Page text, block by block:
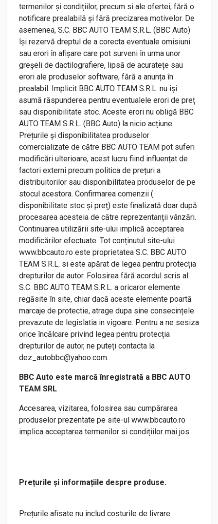
termenilor și condițiilor, precum si ale ofertei, fără o
notificare prealabilă și fără precizarea motivelor. De
asemenea, S.C. BBC AUTO TEAM S.R.L. (BBC Auto)
își rezervă dreptul de a corecta eventuale omisiuni
sau erori în afișare care pot surveni în urma unor
greșeli de dactilografiere, lipsă de acuratețe sau
erori ale produselor software, fără a anunța în
prealabil. Implicit BBC AUTO TEAM S.R.L. nu își
asumă răspunderea pentru eventualele erori de preț
sau disponibilitate stoc. Aceste erori nu obligă BBC
AUTO TEAM S.R.L. (BBC Auto) la nicio acțiune.
Prețurile și disponibilitatea produselor
comercializate de către BBC AUTO TEAM pot suferi
modificări ulterioare, acest lucru fiind influențat de
factori externi precum politica de prețuri a
distribuitorilor sau disponibilitatea produselor de pe
stocul acestora. Confirmarea comenzii (
disponibilitate stoc și preț) este finalizată doar după
procesarea acesteia de către reprezentanții vânzări.
Continuarea utilizării site-ului implică acceptarea
modificărilor efectuate. Tot conținutul site-ului
www.bbcauto.ro este proprietatea S.C. BBC AUTO
TEAM S.R.L. si este apărat de legea pentru protecția
drepturilor de autor. Folosirea fără acordul scris al
S.C. BBC AUTO TEAM S.R.L. a oricaror elemente
regăsite în site, chiar dacă aceste elemente poartă
marcaje de protectie, atrage dupa sine consecințele
prevazute de legislatia in vigoare. Pentru a ne sesiza
orice încălcare privind legea pentru protecția
drepturilor de autor, ne puteți contacta la
dez_autobbc@yahoo.com.
BBC Auto este marcă înregistrată a BBC AUTO
TEAM SRL
Accesarea, vizitarea, folosirea sau cumpărarea
produselor prezentate pe site-ul www.bbcauto.ro
implica acceptarea termenilor si condițiilor mai jos.
Prețurile și informațiile despre produse.
Prețurile afisate nu includ costurile de livrare.